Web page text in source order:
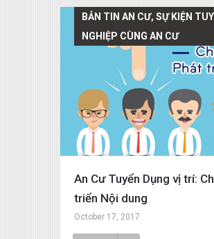
BẢN TIN AN CƯ, SỰ KIỆN
NGHIỆP CÙNG AN CƯ
An Cư Tuyển Dụng vị trí:
triển Nội dung
October 17, 2017